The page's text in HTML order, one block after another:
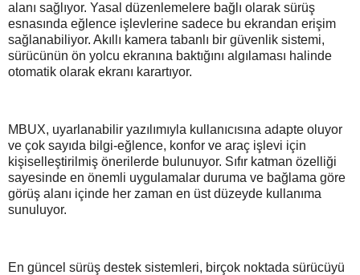
alanı sağlıyor. Yasal düzenlemelere bağlı olarak sürüş
esnasında eğlence işlevlerine sadece bu ekrandan erişim
sağlanabiliyor. Akıllı kamera tabanlı bir güvenlik sistemi,
sürücünün ön yolcu ekranına baktığını algılaması halinde
otomatik olarak ekranı karartıyor.
MBUX, uyarlanabilir yazılımıyla kullanıcısına adapte oluyor
ve çok sayıda bilgi-eğlence, konfor ve araç işlevi için
kişiselleştirilmiş önerilerde bulunuyor. Sıfır katman özelliği
sayesinde en önemli uygulamalar duruma ve bağlama göre
görüş alanı içinde her zaman en üst düzeyde kullanıma
sunuluyor.
En güncel sürüş destek sistemleri, birçok noktada sürücüyü